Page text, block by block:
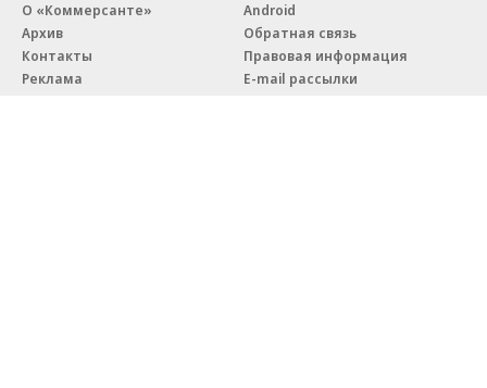
О «Коммерсанте»
Архив
Контакты
Реклама
Android
Обратная связь
Правовая информация
E-mail рассылки